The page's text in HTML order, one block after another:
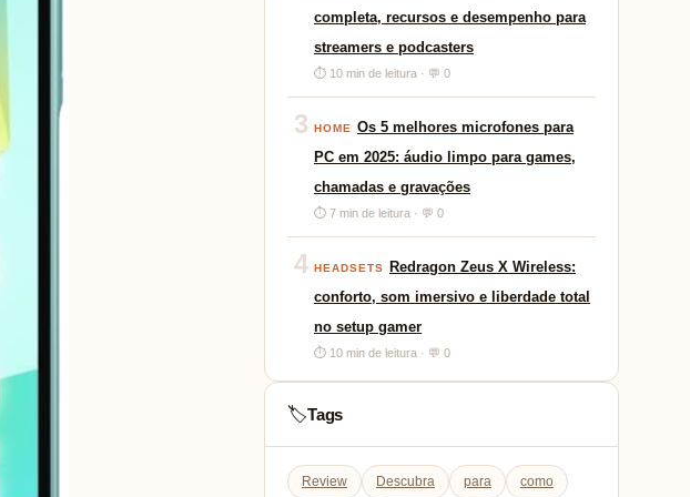
completa, recursos e desempenho para
streamers e podcasters
⏱ 10 min de leitura · 💬 0
3 HOME
Os 5 melhores microfones para
PC em 2025: áudio limpo para games,
chamadas e gravações
⏱ 7 min de leitura · 💬 0
4 HEADSETS
Redragon Zeus X Wireless:
conforto, som imersivo e liberdade total
no setup gamer
⏱ 10 min de leitura · 💬 0
🏷️Tags
Review Descubra para como